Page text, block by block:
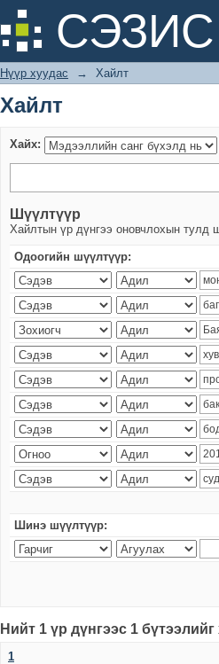
СЭЗИС
Хайлт
Нүүр хуудас → Хайлт
Хайлт
Хайх:
Шүүлтүүр
Хайлтын үр дүнгээ оновчлохын тулд
Одоогийн шүүлтүүр:
Шинэ шүүлтүүр:
Нийт 1 үр дүнгээс 1
1